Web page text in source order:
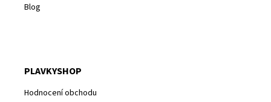
Blog
PLAVKYSHOP
Hodnocení obchodu